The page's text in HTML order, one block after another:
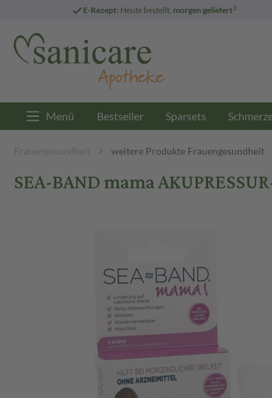
E-Rezept: Heute bestellt, morgen geliefert3
Menü Bestseller Sparsets
Frauengesundheit weitere Produkte Frauengesundheit
SEA-BAND mama